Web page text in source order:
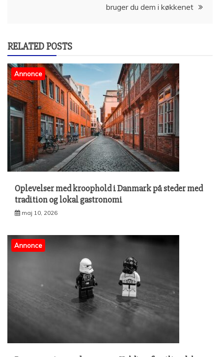
bruger du dem i køkkenet
RELATED POSTS
Annonce
Oplevelser med kroophold i Danmark på steder med
tradition og lokal gastronomi
maj 10, 2026
Annonce